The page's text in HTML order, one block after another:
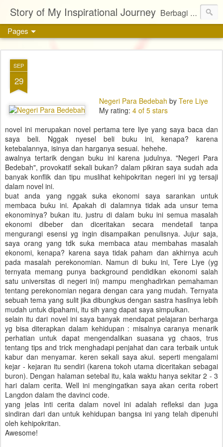
Story of My Inspirational Journey Berbagi kisah, karya, dan inspirasi tentang kehidupan
Pages
SEP
29
Negeri Para Bedebah by Tere Liye
My rating: 4 of 5 stars
novel ini merupakan novel pertama tere liye yang saya baca dan
saya beli. Nggak nyesel beli buku ini, kenapa? karena
ketebalannya, isinya dan harganya sesuai. hehehe.
awalnya tertarik dengan buku ini karena judulnya. "Negeri Para
Bedebah", provokatif sekali bukan? dalam pikiran saya sudah ada
banyak konflik dan tipu muslihat kehipokritan negeri ini yg tersaji
dalam novel ini.
buat anda yang nggak suka ekonomi saya sarankan untuk
membaca buku ini. Apakah di dalamnya tidak ada unsur tema
ekonominya? bukan itu. justru di dalam buku ini semua masalah
ekonomi dibeber dan diceritakan secara mendetail tanpa
mengurangi esensi yg ingin disampaikan penulisnya. Jujur saja,
saya orang yang tdk suka membaca atau membahas masalah
ekonomi, kenapa? karena saya tidak paham dan akhirnya acuh
pada masalah perekonomian. Namun di buku ini, Tere Liye (yg
ternyata memang punya background pendidikan ekonomi salah
satu universitas di negeri ini) mampu menghadirkan pemahaman
tentang perekonomian negara dengan cara yang mudah. Ternyata
sebuah tema yang sulit jika dibungkus dengan sastra hasilnya lebih
mudah untuk dipahami, itu sih yang dapat saya simpulkan.
selain itu dari novel ini saya banyak mendapat pelajaran berharga
yg bisa diterapkan dalam kehidupan : misalnya caranya menarik
perhatian untuk dapat mengendalikan suasana yg chaos, trus
tentang tips and trick menghadapi penjahat dan cara terbaik untuk
kabur dan menyamar. keren sekali saya akui. seperti mengalami
kejar - kejaran itu sendiri (karena tokoh utama diceritakan sebagai
buron). Dengan halaman setebal itu, kala waktu hanya sekitar 2 - 3
hari dalam cerita. Well ini mengingatkan saya akan cerita robert
Langdon dalam the davinci code.
yang jelas inti cerita dalam novel ini adalah refleksi dan juga
sindiran dari dan untuk kehidupan bangsa ini yang telah dipenuhi
oleh kehipokritan.
Awesome!